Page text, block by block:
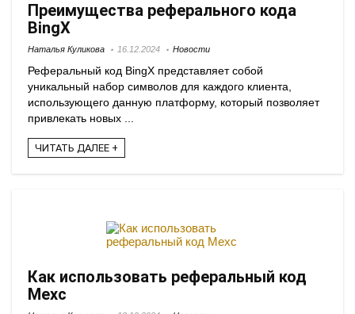
Преимущества реферального кода
BingX
Наталья Куликова 16.12.2024 Новости
Реферальный код BingX представляет собой
уникальный набор символов для каждого клиента,
использующего данную платформу, который позволяет
привлекать новых ...
ЧИТАТЬ ДАЛЕЕ +
Как использовать реферальный код
Mexc